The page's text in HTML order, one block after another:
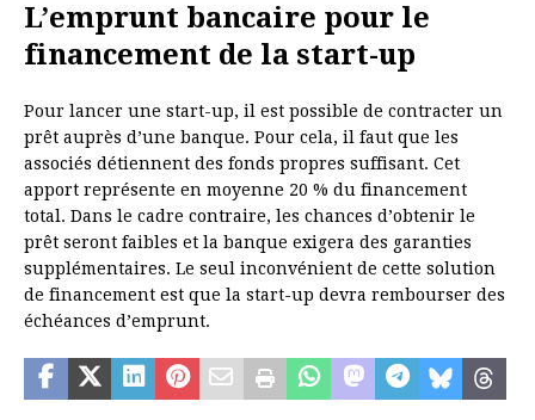
L’emprunt bancaire pour le
financement de la start-up
Pour lancer une start-up, il est possible de contracter un
prêt auprès d’une banque. Pour cela, il faut que les
associés détiennent des fonds propres suffisant. Cet
apport représente en moyenne 20 % du financement
total. Dans le cadre contraire, les chances d’obtenir le
prêt seront faibles et la banque exigera des garanties
supplémentaires. Le seul inconvénient de cette solution
de financement est que la start-up devra rembourser des
échéances d’emprunt.